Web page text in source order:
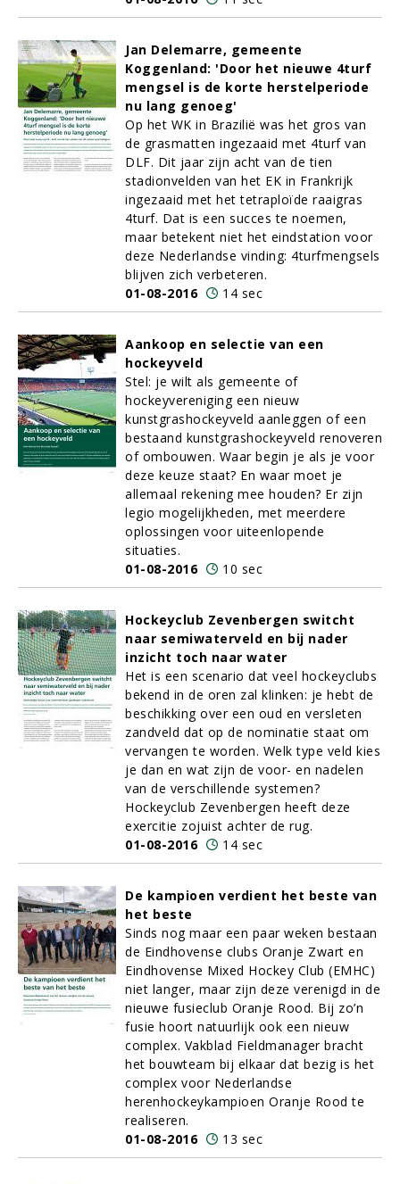
Jan Delemarre, gemeente
Koggenland: 'Door het nieuwe 4turf
mengsel is de korte herstelperiode
nu lang genoeg'
Op het WK in Brazilië was het gros van
de grasmatten ingezaaid met 4turf van
DLF. Dit jaar zijn acht van de tien
stadionvelden van het EK in Frankrijk
ingezaaid met het tetraploïde raaigras
4turf. Dat is een succes te noemen,
maar betekent niet het eindstation voor
deze Nederlandse vinding: 4turfmengsels
blijven zich verbeteren.
01-08-2016
14 sec
Aankoop en selectie van een
hockeyveld
Stel: je wilt als gemeente of
hockeyvereniging een nieuw
kunstgrashockeyveld aanleggen of een
bestaand kunstgrashockeyveld renoveren
of ombouwen. Waar begin je als je voor
deze keuze staat? En waar moet je
allemaal rekening mee houden? Er zijn
legio mogelijkheden, met meerdere
oplossingen voor uiteenlopende
situaties.
01-08-2016
10 sec
Hockeyclub Zevenbergen switcht
naar semiwaterveld en bij nader
inzicht toch naar water
Het is een scenario dat veel hockeyclubs
bekend in de oren zal klinken: je hebt de
beschikking over een oud en versleten
zandveld dat op de nominatie staat om
vervangen te worden. Welk type veld kies
je dan en wat zijn de voor- en nadelen
van de verschillende systemen?
Hockeyclub Zevenbergen heeft deze
exercitie zojuist achter de rug.
01-08-2016
14 sec
De kampioen verdient het beste van
het beste
Sinds nog maar een paar weken bestaan
de Eindhovense clubs Oranje Zwart en
Eindhovense Mixed Hockey Club (EMHC)
niet langer, maar zijn deze verenigd in de
nieuwe fusieclub Oranje Rood. Bij zo’n
fusie hoort natuurlijk ook een nieuw
complex. Vakblad Fieldmanager bracht
het bouwteam bij elkaar dat bezig is het
complex voor Nederlandse
herenhockeykampioen Oranje Rood te
realiseren.
01-08-2016
13 sec